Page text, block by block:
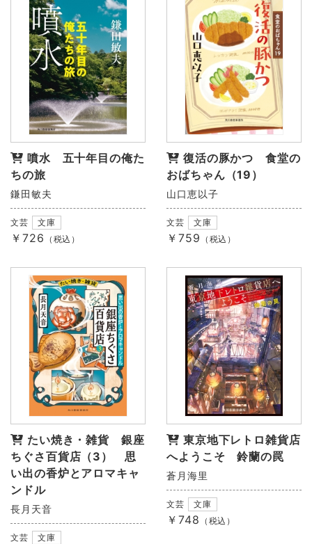
噴水 五十年目の俺た
ちの旅
鎌田敏夫
文芸 文庫
￥726 （税込）
復活の豚かつ 食堂の
おばちゃん（19）
山口恵以子
文芸 文庫
￥759 （税込）
たい焼き・雑貨 銀座
ちぐさ百貨店（3） 思
い出の香炉とアロマキャ
ンドル
長月天音
文芸 文庫
東京地下レトロ雑貨店
へようこそ 鈴蘭の罠
蒼月海里
文芸 文庫
￥748 （税込）